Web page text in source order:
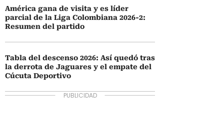
América gana de visita y es líder
parcial de la Liga Colombiana 2026-2:
Resumen del partido
Tabla del descenso 2026: Así quedó tras
la derrota de Jaguares y el empate del
Cúcuta Deportivo